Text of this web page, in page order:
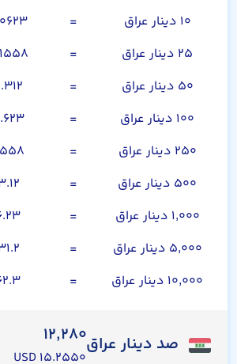
۱۰ دینار عراق
=
۰.۰۶۲۳
۲۵ دینار عراق
=
۰.۱۵۵۸
۵۰ دینار عراق
=
۰.۳۱۲ کرون
۱۰۰ دینار عراق
=
۰.۶۲۳ کرون
۲۵۰ دینار عراق
=
۱.۵۵۸
۵۰۰ دینار عراق
=
۳.۱۲ کرون
۱,۰۰۰ دینار عراق
=
۶.۲۳ کرون
۵,۰۰۰ دینار عراق
=
۳۱.۲ کرون
۱۰,۰۰۰ دینار عراق
= ۶۲.۳ کرون
صد دینار عراق۱۲,۲۸۰
۱۵.۲۵۵۰ USD